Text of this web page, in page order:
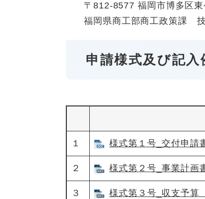
〒812-8577 福岡市博多区
福岡県商工部商工政策課
申請様式及び記入
１ 様式第１号_交付申請
２ 様式第２号_事業計画
３ 様式第３号_収支予算